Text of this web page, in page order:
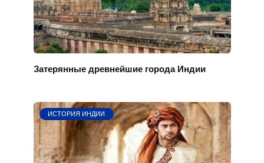
Затерянные древнейшие города Индии
ИСТОРИЯ ИНДИИ